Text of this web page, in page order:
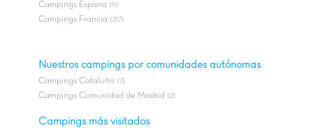
Campings Espana (9)
Campings Francia (217)
Nuestros campings por comunidades autónomas
Campings Cataluña (7)
Campings Comunidad de Madrid (2)
Campings más visitados